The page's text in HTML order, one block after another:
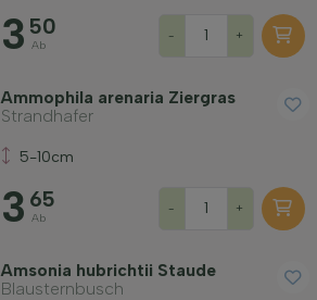
3 50
Ab
- +
Ammophila arenaria Ziergras
Strandhafer
5-10cm
3 65
Ab
- +
Amsonia hubrichtii Staude
Blausternbusch